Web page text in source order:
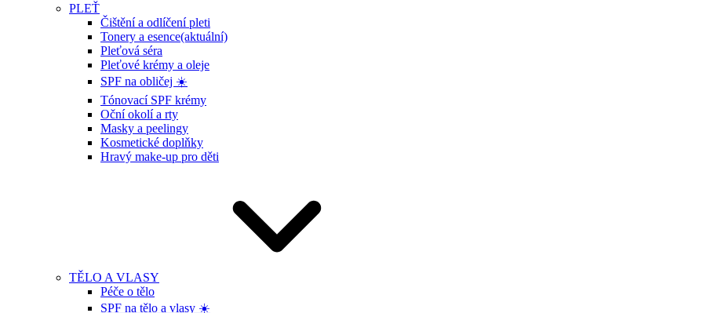
PLEŤ
Čištění a odlíčení pleti
Tonery a esence(aktuální)
Pleťová séra
Pleťové krémy a oleje
SPF na obličej ☀️
Tónovací SPF krémy
Oční okolí a rty
Masky a peelingy
Kosmetické doplňky
Hravý make-up pro děti
TĚLO A VLASY
Péče o tělo
SPF na tělo a vlasy ☀️